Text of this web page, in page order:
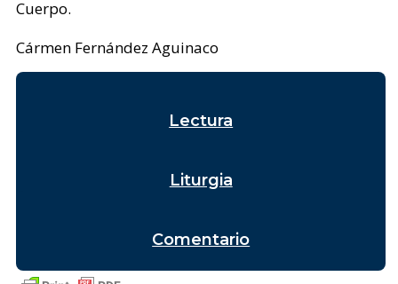
Cuerpo.
Cármen Fernández Aguinaco
Lectura
Liturgia
Comentario